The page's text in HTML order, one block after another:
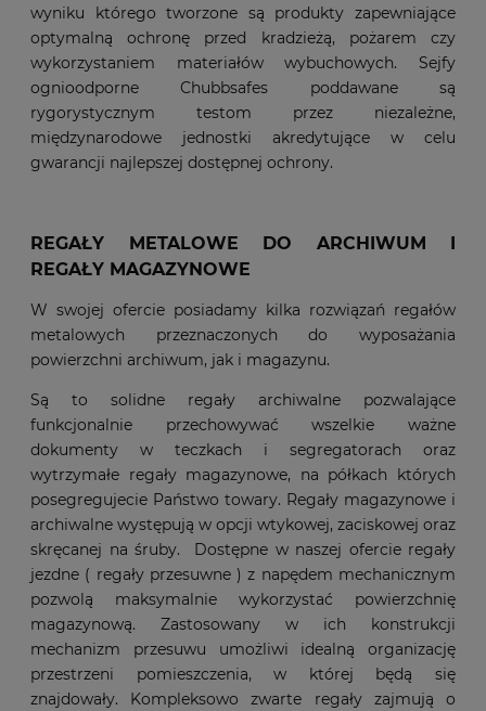
wyniku którego tworzone są produkty zapewniające
optymalną ochronę przed kradzieżą, pożarem czy
wykorzystaniem materiałów wybuchowych. Sejfy
ognioodporne Chubbsafes poddawane są
rygorystycznym testom przez niezależne,
międzynarodowe jednostki akredytujące w celu
gwarancji najlepszej dostępnej ochrony.
REGAŁY METALOWE DO ARCHIWUM I
REGAŁY MAGAZYNOWE
W swojej ofercie posiadamy kilka rozwiązań regałów
metalowych przeznaczonych do wyposażania
powierzchni archiwum, jak i magazynu.
Są to solidne regały archiwalne pozwalające
funkcjonalnie przechowywać wszelkie ważne
dokumenty w teczkach i segregatorach oraz
wytrzymałe regały magazynowe, na półkach których
posegregujecie Państwo towary. Regały magazynowe i
archiwalne występują w opcji wtykowej, zaciskowej oraz
skręcanej na śruby. Dostępne w naszej ofercie regały
jezdne ( regały przesuwne ) z napędem mechanicznym
pozwolą maksymalnie wykorzystać powierzchnię
magazynową. Zastosowany w ich konstrukcji
mechanizm przesuwu umożliwi idealną organizację
przestrzeni pomieszczenia, w której będą się
znajdowały. Kompleksowo zwarte regały zajmują o